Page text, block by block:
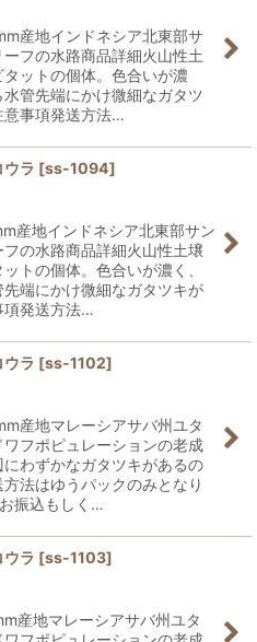
産地インドネシア北東部サ
フの水路商品詳細火山性土
ットの個体。色合いが濃
水管先端にかけ微細なガタツ
意事項発送方法…
ラ [ss-1094]
産地インドネシア北東部サン
の水路商品詳細火山性土壌
トの個体。色合いが濃く、
端にかけ微細なガタツキが
項発送方法…
ラ [ss-1102]
産地マレーシアサバ州ユタ
フポピュレーションの老成
わずかなガタツキがあるの
法はゆうパックのみとなり
振込もしく…
ラ [ss-1103]
産地マレーシアサバ州ユタ